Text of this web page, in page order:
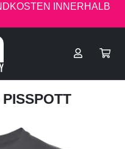
INNERHALB